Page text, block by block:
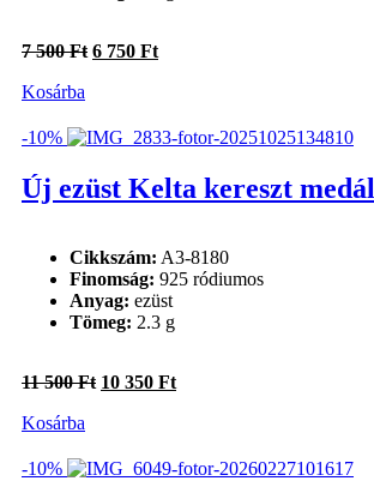
7 500Ft Original
500 Ft.
6 750 FtCurrent
750 Ft.
Kosárba
-10%
Új ezüst Kelta kereszt medál
Cikkszám: A3-8180
Finomság: 925 ródiumos
Anyag: ezüst
Tömeg: 2.3 g
11 500Ft Original
500 Ft.
10 350 FtCurrent
350 Ft.
Kosárba
-10%